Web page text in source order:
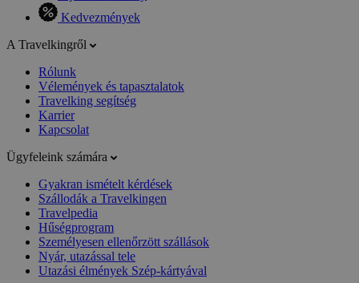
Kedvezmények
A Travelkingről
Rólunk
Vélemények és tapasztalatok
Travelking segítség
Karrier
Kapcsolat
Ügyfeleink számára
Gyakran ismételt kérdések
Szállodák a Travelkingen
Travelpedia
Hűségprogram
Személyesen ellenőrzött szállások
Nyár, utazással tele
Utazási élmények Szép-kártyával